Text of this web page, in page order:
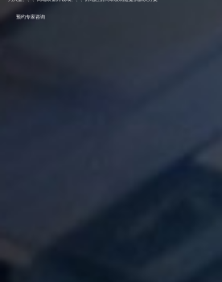
预约专家咨询